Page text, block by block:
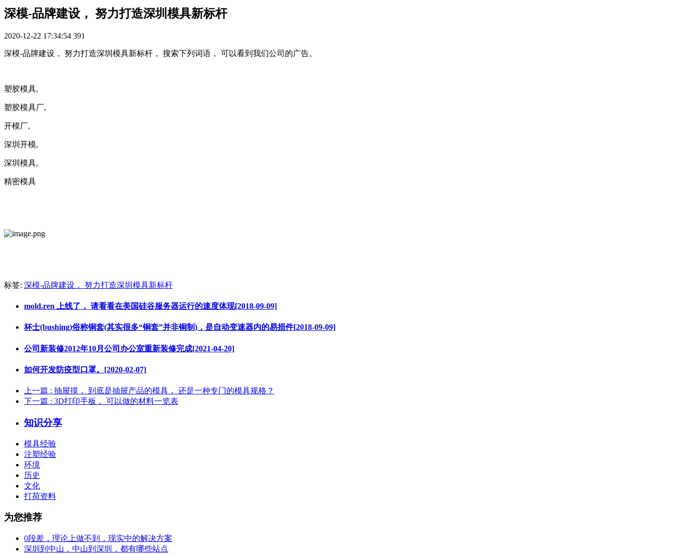
深模-品牌建设， 努力打造深圳模具新标杆
2020-12-22 17:34:54 391
深模-品牌建设， 努力打造深圳模具新标杆， 搜索下列词语， 可以看到我们公司的广告。
塑胶模具,
塑胶模具厂,
开模厂,
深圳开模,
深圳模具,
精密模具
标签: 深模-品牌建设， 努力打造深圳模具新标杆
mold.ren 上线了， 请看看在美国硅谷服务器运行的速度体现[2018-09-09]
杯士(bushing)俗称铜套(其实很多“铜套”并非铜制)，是自动变速器内的易损件[2018-09-09]
公司新装修2012年10月公司办公室重新装修完成[2021-04-20]
如何开发防疫型口罩。[2020-02-07]
上一篇 : 抽屉摸， 到底是抽屉产品的模具， 还是一种专门的模具规格？
下一篇 : 3D打印手板， 可以做的材料一览表
知识分享
模具经验
注塑经验
环境
历史
文化
打荷资料
为您推荐
0段差，理论上做不到，现实中的解决方案
深圳到中山，中山到深圳，都有哪些站点